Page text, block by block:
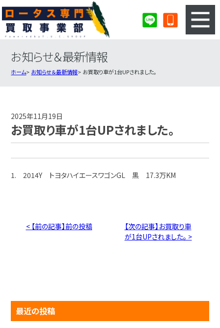
3ステップのカンタン査定
ロータス買取実績
お知らせ＆最新情報
ホーム お知らせ＆最新情報 お買取り車が1台UPされました。
2025年11月19日
お買取り車が1台UPされました。
1. 2014Y トヨタハイエースワゴンGL 黒 17.3万KM
< 【前の記事】前の投稿
【次の記事】お買取り車
が1台UPされました。 >
最近の投稿